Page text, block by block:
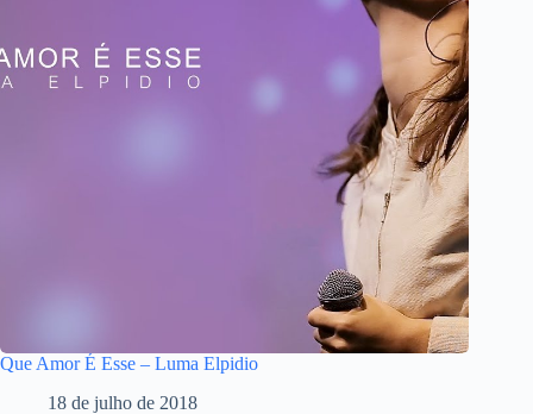
Que Amor É Esse – Luma Elpidio
18 de julho de 2018